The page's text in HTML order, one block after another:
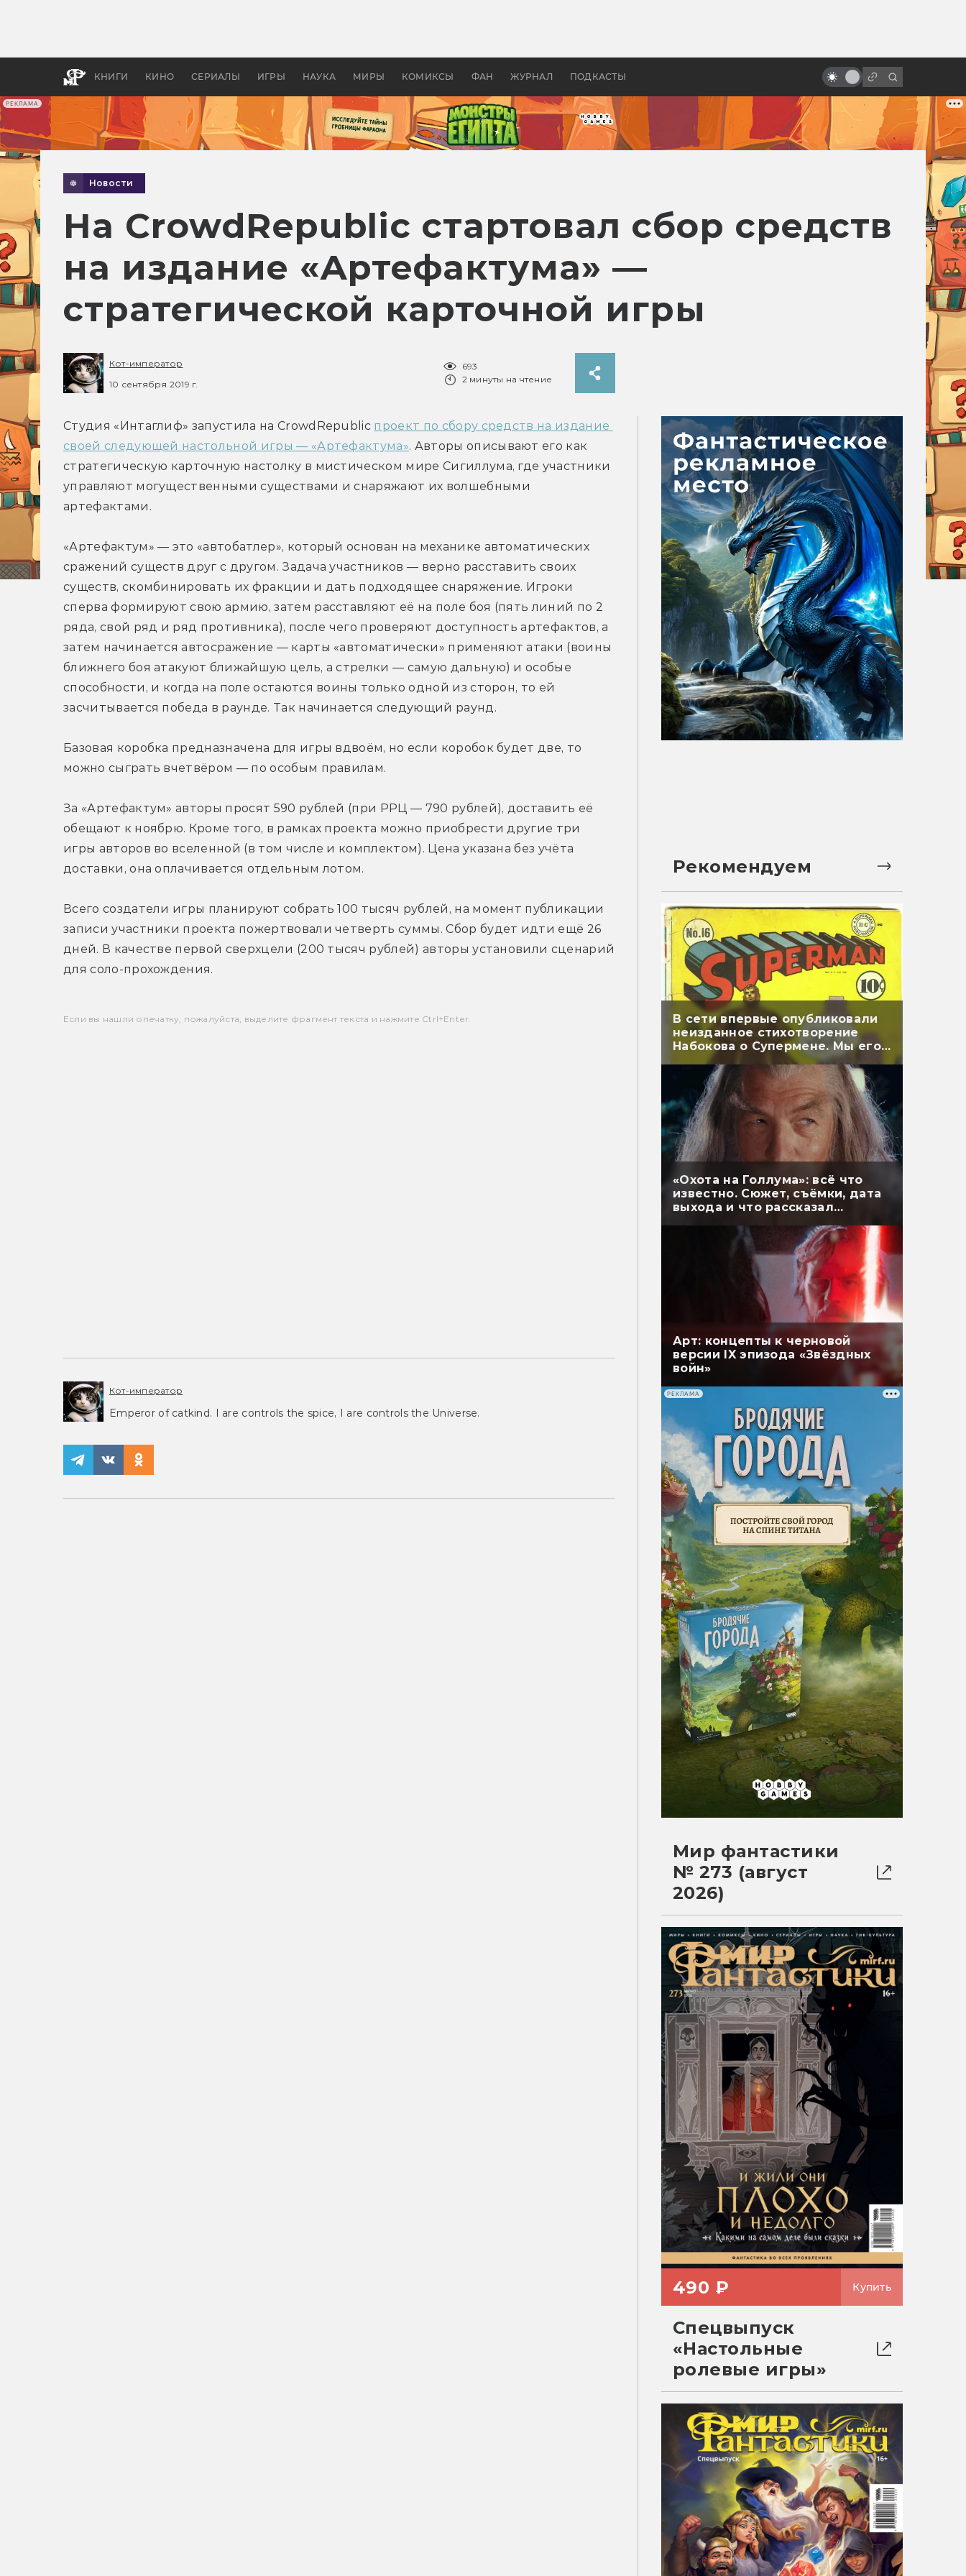
РЕКЛАМА
КНИГИ КИНО СЕРИАЛЫ ИГРЫ НАУКА МИРЫ КОМИКСЫ ФАН ЖУРНАЛ ПОДКАСТЫ
апокалипсис, в России —
бы «Властелина колец»
самом человечном роботе
Новости
На CrowdRepublic стартовал сбор средств
на издание «Артефактума» —
стратегической карточной игры
Кот-император
10 сентября 2019 г.
693
2 минуты на чтение
Студия «Интаглиф» запустила на CrowdRepublic проект по сбору средств на издание
своей следующей настольной игры — «Артефактума». Авторы описывают его как
стратегическую карточную настолку в мистическом мире Сигиллума, где участники
управляют могущественными существами и снаряжают их волшебными
артефактами.
«Артефактум» — это «автобатлер», который основан на механике автоматических
сражений существ друг с другом. Задача участников — верно расставить своих
существ, скомбинировать их фракции и дать подходящее снаряжение. Игроки
сперва формируют свою армию, затем расставляют её на поле боя (пять линий по 2
ряда, свой ряд и ряд противника), после чего проверяют доступность артефактов, а
затем начинается автосражение — карты «автоматически» применяют атаки (воины
ближнего боя атакуют ближайшую цель, а стрелки — самую дальную) и особые
способности, и когда на поле остаются воины только одной из сторон, то ей
засчитывается победа в раунде. Так начинается следующий раунд.
Базовая коробка предназначена для игры вдвоём, но если коробок будет две, то
можно сыграть вчетвёром — по особым правилам.
За «Артефактум» авторы просят 590 рублей (при РРЦ — 790 рублей), доставить её
обещают к ноябрю. Кроме того, в рамках проекта можно приобрести другие три
игры авторов во вселенной (в том числе и комплектом). Цена указана без учёта
доставки, она оплачивается отдельным лотом.
Всего создатели игры планируют собрать 100 тысяч рублей, на момент публикации
записи участники проекта пожертвовали четверть суммы. Сбор будет идти ещё 26
дней. В качестве первой сверхцели (200 тысяч рублей) авторы установили сценарий
для соло-прохождения.
Если вы нашли опечатку, пожалуйста, выделите фрагмент текста и нажмите Ctrl+Enter.
Кот-император
Emperor of catkind. I are controls the spice, I are controls the Universe.
Рекомендуем
В сети впервые опубликовали
неизданное стихотворение
Набокова о Супермене. Мы его
перевели
«Охота на Голлума»: всё что
известно. Сюжет, съёмки, дата
выхода и что рассказал
Арт: концепты к черновой
версии IX эпизода «Звёздных
войн»
РЕКЛАМА
Мир фантастики
№ 273 (август
2026)
490 ₽ Купить
Спецвыпуск
«Настольные
ролевые игры»